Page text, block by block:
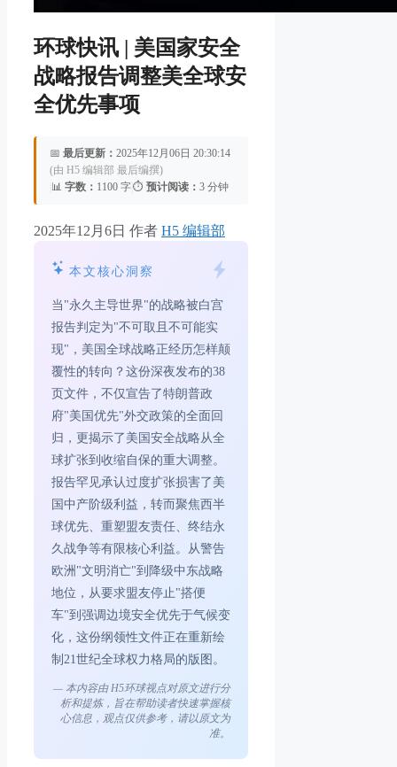
环球快讯 | 美国家安全
战略报告调整美全球安
全优先事项
📅 最后更新： 2025年12月06日 20:30:14
(由 H5 编辑部 最后编撰)
📊 字数： 1100 字⏱️ 预计阅读： 3 分钟
2025年12月6日 作者 H5 编辑部
本文核心洞察
当"永久主导世界"的战略被白宫
报告判定为"不可取且不可能实
现"，美国全球战略正经历怎样颠
覆性的转向？这份深夜发布的38
页文件，不仅宣告了特朗普政
府"美国优先"外交政策的全面回
归，更揭示了美国安全战略从全
球扩张到收缩自保的重大调整。
报告罕见承认过度扩张损害了美
国中产阶级利益，转而聚焦西半
球优先、重塑盟友责任、终结永
久战争等有限核心利益。从警告
欧洲"文明消亡"到降级中东战略
地位，从要求盟友停止"搭便
车"到强调边境安全优先于气候变
化，这份纲领性文件正在重新绘
制21世纪全球权力格局的版图。
— 本内容由 H5环球视点对原文进行分
析和提炼，旨在帮助读者快速掌握核
心信息，观点仅供参考，请以原文为
准。